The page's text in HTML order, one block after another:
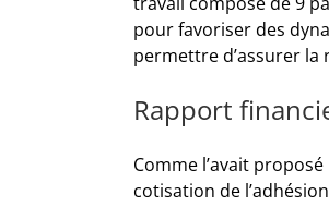
pour favoriser des
permettre d’assurer la
Rapport
Comme l’avait
cotisation de